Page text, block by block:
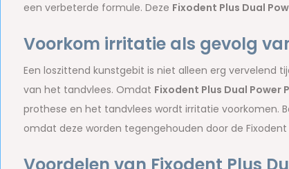
een verbeterde formule. Deze Fixodent Plus Dual
Voorkom irritatie als gevolg
Een loszittend kunstgebit is niet alleen erg vervelend
van het tandvlees. Omdat Fixodent Plus Dual Power
prothese en het tandvlees wordt irritatie voorkomen.
omdat deze worden tegengehouden door de